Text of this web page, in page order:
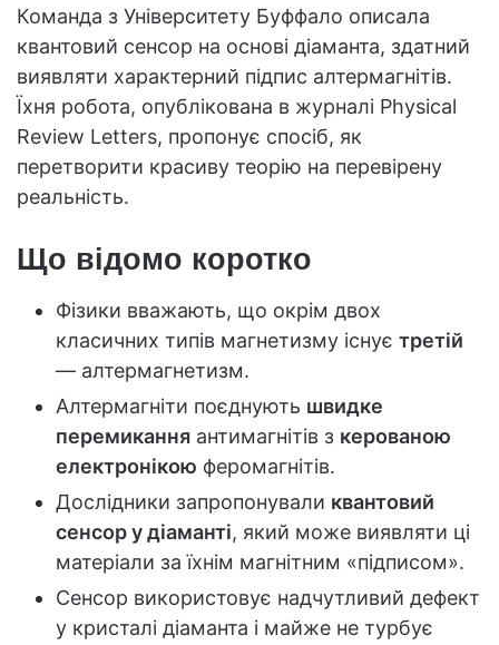
Команда з Університету Буффало описала
квантовий сенсор на основі діаманта, здатний
виявляти характерний підпис алтермагнітів.
Їхня робота, опублікована в журналі Physical
Review Letters, пропонує спосіб, як
перетворити красиву теорію на перевірену
реальність.
Що відомо коротко
Фізики вважають, що окрім двох
класичних типів магнетизму існує третій
— алтермагнетизм.
Алтермагніти поєднують швидке
перемикання антимагнітів з керованою
електронікою феромагнітів.
Дослідники запропонували квантовий
сенсор у діаманті, який може виявляти ці
матеріали за їхнім магнітним «підписом».
Сенсор використовує надчутливий дефект
у кристалі діаманта і майже не турбує